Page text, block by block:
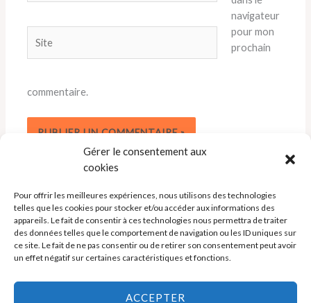
Gérer le consentement aux
cookies
Pour offrir les meilleures expériences, nous utilisons des technologies
telles que les cookies pour stocker et/ou accéder aux informations des
appareils. Le fait de consentir à ces technologies nous permettra de traiter
des données telles que le comportement de navigation ou les ID uniques sur
ce site. Le fait de ne pas consentir ou de retirer son consentement peut avoir
un effet négatif sur certaines caractéristiques et fonctions.
ACCEPTER
navigateur
pour mon
prochain
commentaire.
Politique de cookies (UE)